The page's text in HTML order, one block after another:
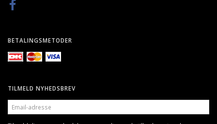
BETALINGSMETODER
TILMELD NYHEDSBREV
EMAIL-
ADRESSE